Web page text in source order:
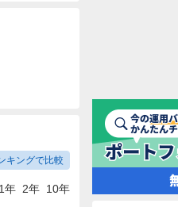
キングで比較
1年 2年 10年